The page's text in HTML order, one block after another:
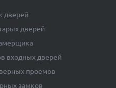
дверей
дверей
входных дверей
проемов
замков